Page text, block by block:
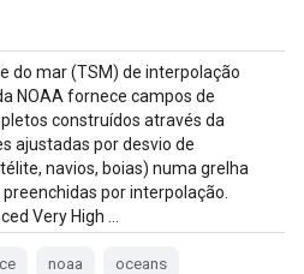
do mar (TSM) de interpolação
NOAA fornece campos de
construídos através da
ajustadas por desvio de
navios, boias) numa grelha
por interpolação.
Very High …
noaa oceans